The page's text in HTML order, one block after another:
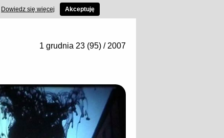
1 grudnia 23 (95) / 2007
Dowiedz się więcej Akceptuję